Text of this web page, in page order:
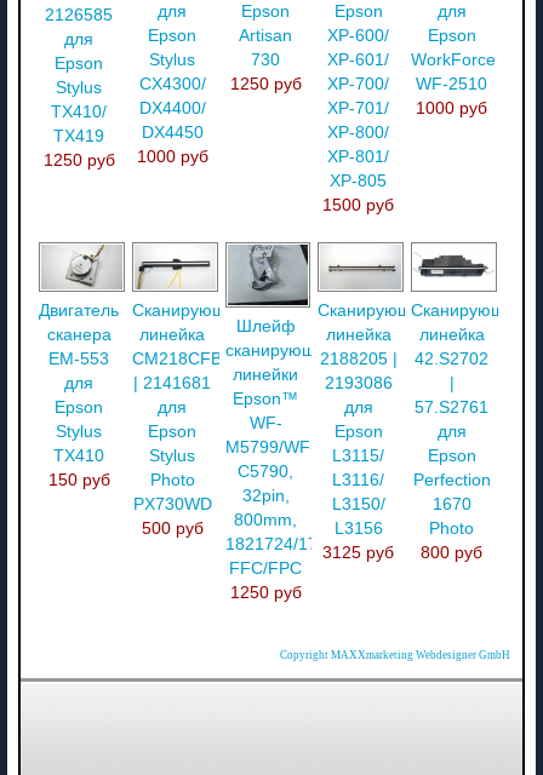
2126585
для
Epson
Stylus
TX410/
TX419
1250 руб
для
Epson
Stylus
CX4300/
DX4400/
DX4450
1000 руб
Epson
Artisan
730
1250 руб
Epson
XP-600/
XP-601/
XP-700/
XP-701/
XP-800/
XP-801/
XP-805
1500 руб
для
Epson
WorkForce
WF-2510
1000 руб
Двигатель
сканера
EM-553
для
Epson
Stylus
TX410
150 руб
Сканирующая
линейка
CM218CFB08
| 2141681
для
Epson
Stylus
Photo
PX730WD
500 руб
Шлейф
сканирующей
линейки
Epson™
WF-
M5799/WF-
C5790,
32pin,
800mm,
1821724/1770434-
FFC/FPC
1250 руб
Сканирующая
линейка
2188205 |
2193086
для
Epson
L3115/
L3116/
L3150/
L3156
3125 руб
Сканирующая
линейка
42.S2702
57.S2761
для
Epson
Perfection
1670
Photo
800 руб
Copyright MAXXmarketing Webdesigner GmbH